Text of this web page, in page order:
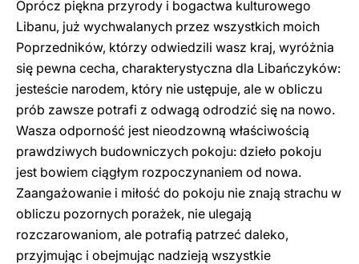
Oprócz piękna przyrody i bogactwa kulturowego
Libanu, już wychwalanych przez wszystkich moich
Poprzedników, którzy odwiedzili wasz kraj, wyróżnia
się pewna cecha, charakterystyczna dla Libańczyków:
jesteście narodem, który nie ustępuje, ale w obliczu
prób zawsze potrafi z odwagą odrodzić się na nowo.
Wasza odporność jest nieodzowną właściwością
prawdziwych budowniczych pokoju: dzieło pokoju
jest bowiem ciągłym rozpoczynaniem od nowa.
Zaangażowanie i miłość do pokoju nie znają strachu w
obliczu pozornych porażek, nie ulegają
rozczarowaniom, ale potrafią patrzeć daleko,
przyjmując i obejmując nadzieją wszystkie